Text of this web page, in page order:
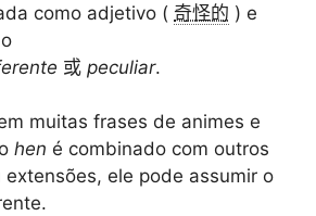
como adjetivo ( 奇怪的 ) e
或 peculiar.
muitas frases de animes e
hen é combinado com outros
ele pode assumir o